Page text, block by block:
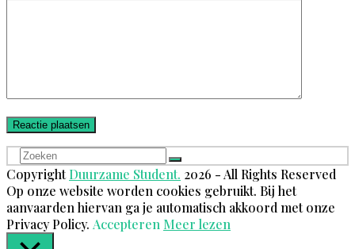
Zoeken
Verzenden
CopyrightDuurzame Student. 2026 - All Rights Reserved
Op onze website worden cookies gebruikt. Bij het
aanvaarden hiervan ga je automatisch akkoord met onze
Privacy Policy. Accepteren Meer lezen